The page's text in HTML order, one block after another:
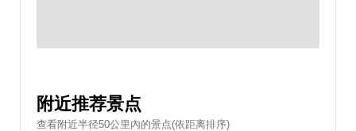
附近推荐景点
查看附近半径50公里內的景点(依距离排序)